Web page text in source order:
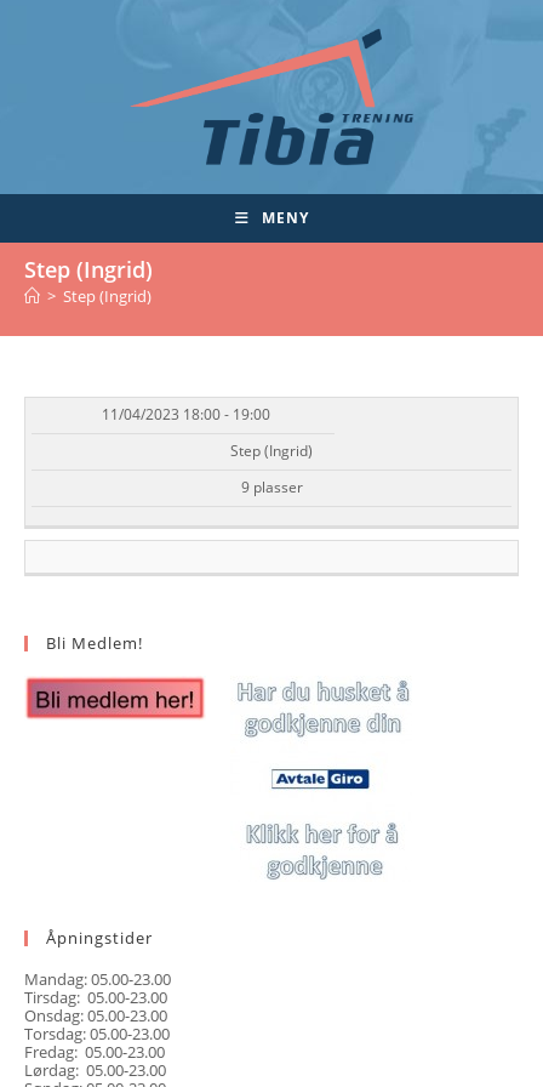
MENY
Step (Ingrid)
> Step (Ingrid)
DATO/TID EVENT TILGJENGELIGHET
11/04/2023 18:00 - 19:00
Step (Ingrid)
9 plasser
Bli Medlem!
Åpningstider
Mandag: 05.00-23.00
Tirsdag: 05.00-23.00
Onsdag: 05.00-23.00
Torsdag: 05.00-23.00
Fredag: 05.00-23.00
Lørdag: 05.00-23.00